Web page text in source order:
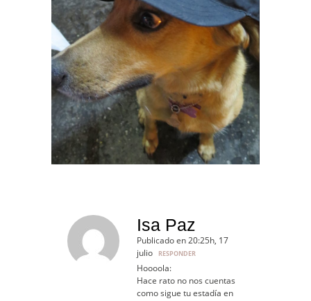
Isa Paz
Publicado en 20:25h, 17
julio
RESPONDER
Hoooola:
Hace rato no nos cuentas
como sigue tu estadía en